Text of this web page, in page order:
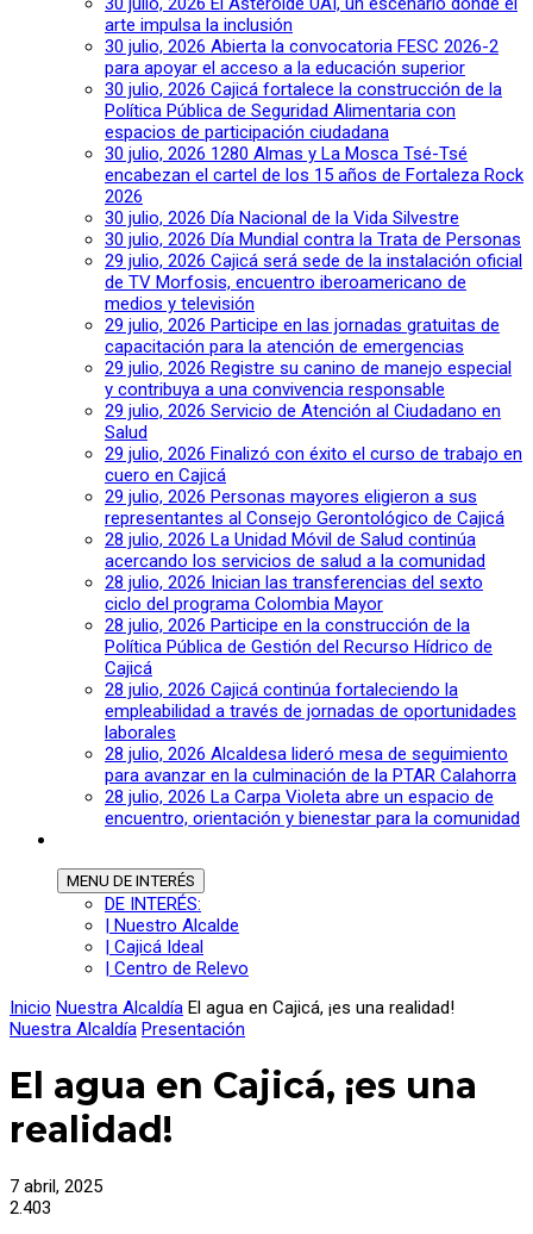
arte impulsa la inclusión
30 julio, 2026 Abierta la convocatoria FESC 2026-2
para apoyar el acceso a la educación superior
30 julio, 2026 Cajicá fortalece la construcción de la
Política Pública de Seguridad Alimentaria con
espacios de participación ciudadana
30 julio, 2026 1280 Almas y La Mosca Tsé-Tsé
encabezan el cartel de los 15 años de Fortaleza Rock
2026
30 julio, 2026 Día Nacional de la Vida Silvestre
30 julio, 2026 Día Mundial contra la Trata de Personas
29 julio, 2026 Cajicá será sede de la instalación oficial
de TV Morfosis, encuentro iberoamericano de
medios y televisión
29 julio, 2026 Participe en las jornadas gratuitas de
capacitación para la atención de emergencias
29 julio, 2026 Registre su canino de manejo especial
y contribuya a una convivencia responsable
29 julio, 2026 Servicio de Atención al Ciudadano en
Salud
29 julio, 2026 Finalizó con éxito el curso de trabajo en
cuero en Cajicá
29 julio, 2026 Personas mayores eligieron a sus
representantes al Consejo Gerontológico de Cajicá
28 julio, 2026 La Unidad Móvil de Salud continúa
acercando los servicios de salud a la comunidad
28 julio, 2026 Inician las transferencias del sexto
ciclo del programa Colombia Mayor
28 julio, 2026 Participe en la construcción de la
Política Pública de Gestión del Recurso Hídrico de
Cajicá
28 julio, 2026 Cajicá continúa fortaleciendo la
empleabilidad a través de jornadas de oportunidades
laborales
28 julio, 2026 Alcaldesa lideró mesa de seguimiento
para avanzar en la culminación de la PTAR Calahorra
28 julio, 2026 La Carpa Violeta abre un espacio de
encuentro, orientación y bienestar para la comunidad
MENU DE INTERÉS
DE INTERÉS:
| Nuestro Alcalde
| Cajicá Ideal
| Centro de Relevo
Inicio Nuestra Alcaldía El agua en Cajicá, ¡es una realidad!
Nuestra Alcaldía Presentación
El agua en Cajicá, ¡es una
realidad!
7 abril, 2025
2.403